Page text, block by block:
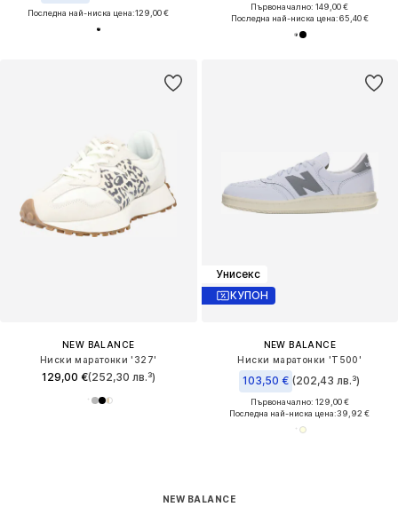
Последна най-ниска цена:129,00 €
Първоначално: 149,00 €
Последна най-ниска цена:65,40 €
NEW BALANCE
Ниски маратонки '327'
129,00 €(252,30 лв.³)
Унисекс
КУПОН
NEW BALANCE
Ниски маратонки 'T500'
103,50 € (202,43 лв.³)
Първоначално: 129,00 €
Последна най-ниска цена:39,92 €
NEW BALANCE